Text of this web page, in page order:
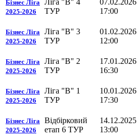
Бізнес Ліга
2025-2026
ТУР
17:00
Бізнес Ліга
2025-2026
Ліга "В" 3
ТУР
01.02.2026
12:00
Бізнес Ліга
2025-2026
Ліга "В" 2
ТУР
17.01.2026
16:30
Бізнес Ліга
2025-2026
Ліга "В" 1
ТУР
10.01.2026
17:30
Бізнес Ліга
2025-2026
Відбірковий
етап 6 ТУР
14.12.2025
13:00